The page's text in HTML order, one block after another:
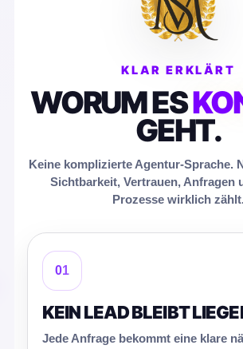
KLAR ERKLÄRT
WORUM ES
GEHT.
Keine komplizierte Agentur-Sprache.
Sichtbarkeit, Vertrauen, Anfragen
Prozesse wirklich zählt.
01
KEIN LEAD BLEIBT
Jede Anfrage bekommt eine klare